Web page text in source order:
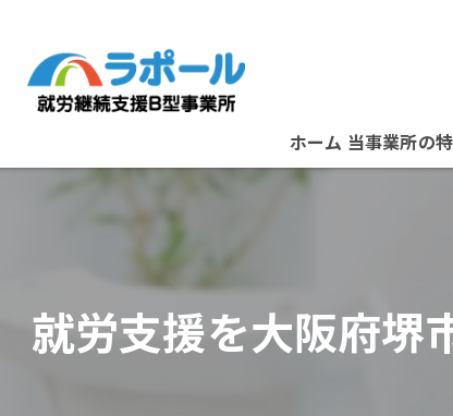
ホーム 当事業所の
在宅ワーク
就労支援を大阪府堺